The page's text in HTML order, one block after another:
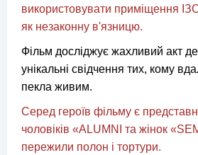
використовувати приміщення
як незаконну в'язницю.
Фільм досліджує жахливий акт
унікальні свідчення тих, кому
пекла живим.
Серед героїв фільму є
чоловіків «ALUMNI та жінок
пережили полон і тортури.